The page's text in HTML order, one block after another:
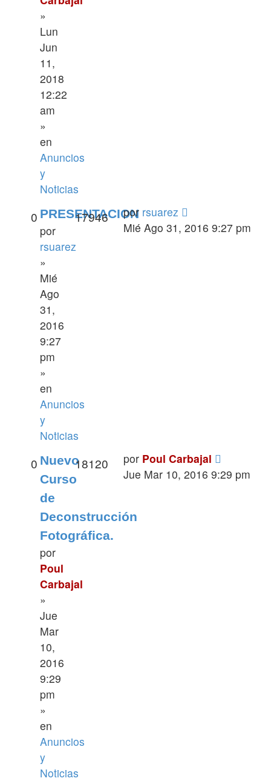
»
Lun
Jun
11,
2018
12:22
am
»
en
Anuncios
y
Noticias
PRESENTACION
por
rsuarez
»
Mié
Ago
31,
2016
9:27
pm
»
en
Anuncios
y
Noticias
0 17946 por rsuarez
Mié Ago 31, 2016 9:27 pm
Nuevo
Curso
de
Deconstrucción
Fotográfica.
por
Poul
Carbajal
»
Jue
Mar
10,
2016
9:29
pm
»
en
Anuncios
y
Noticias
0 18120 por Poul Carbajal
Jue Mar 10, 2016 9:29 pm